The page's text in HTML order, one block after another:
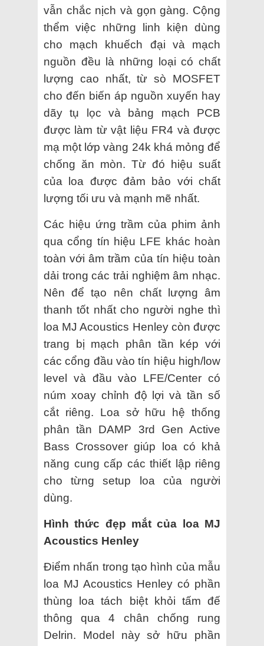
vẫn chắc nịch và gọn gàng. Cộng
thểm việc những linh kiện dùng
cho mạch khuếch đại và mạch
nguồn đều là những loại có chất
lượng cao nhất, từ sò MOSFET
cho đến biến áp nguồn xuyến hay
dãy tụ lọc và bảng mạch PCB
được làm từ vật liệu FR4 và được
mạ một lớp vàng 24k khá mỏng để
chống ăn mòn. Từ đó hiệu suất
của loa được đảm bảo với chất
lượng tối ưu và mạnh mẽ nhất.
Các hiệu ứng trầm của phim ảnh
qua cổng tín hiệu LFE khác hoàn
toàn với âm trầm của tín hiệu toàn
dải trong các trải nghiệm âm nhạc.
Nên để tạo nên chất lượng âm
thanh tốt nhất cho người nghe thì
loa MJ Acoustics Henley còn được
trang bị mạch phân tần kép với
các cổng đầu vào tín hiệu high/low
level và đầu vào LFE/Center có
núm xoay chỉnh độ lợi và tần số
cắt riêng. Loa sở hữu hệ thống
phân tần DAMP 3rd Gen Active
Bass Crossover giúp loa có khả
năng cung cấp các thiết lập riêng
cho từng setup loa của người
dùng.
Hình thức đẹp mắt của loa MJ
Acoustics Henley
Điểm nhấn trong tạo hình của mẫu
loa MJ Acoustics Henley có phần
thùng loa tách biệt khỏi tấm đế
thông qua 4 chân chống rung
Delrin. Model này sở hữu phần